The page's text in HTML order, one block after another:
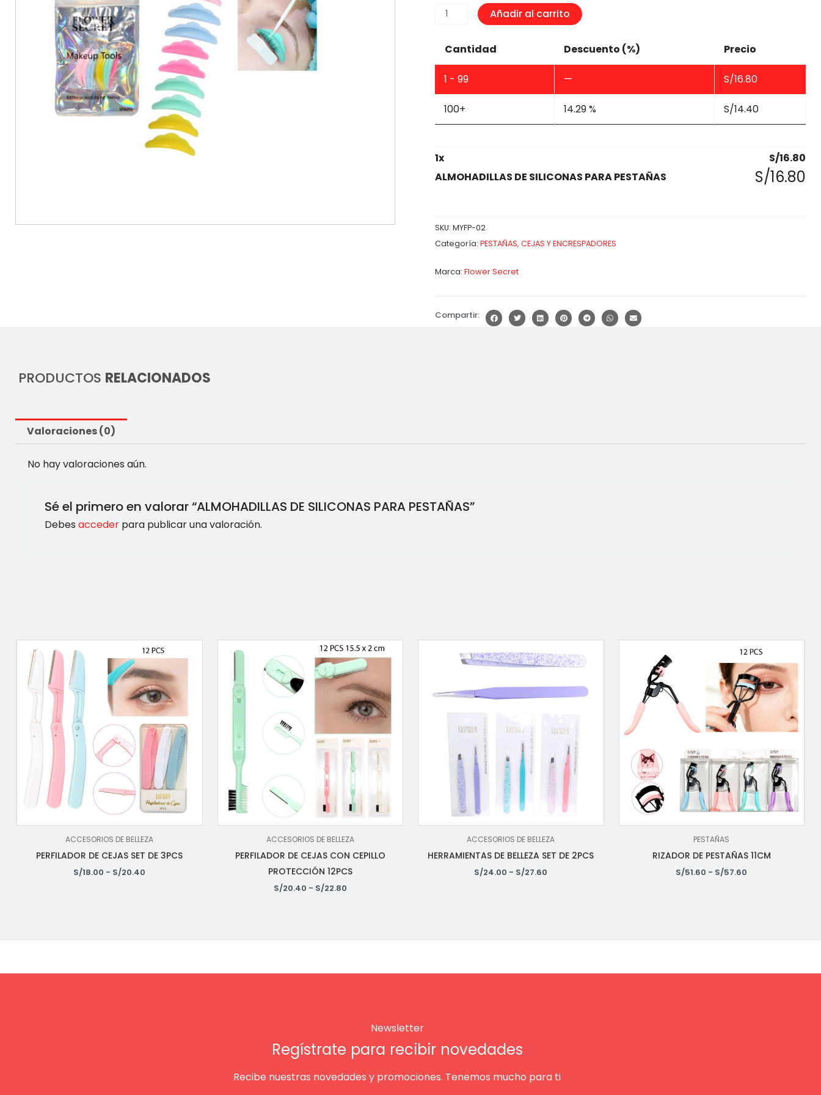
ALMOHADILLAS
SILICONAS
PARA
PESTAÑAS
Añadir al carrito
Cantidad Descuento (%) Precio
1 - 99 — S/16.80
100+ 14.29 % S/14.40
1x S/16.80
ALMOHADILLAS DE SILICONAS PARA PESTAÑAS
S/16.80
SKU: MYFP-02
Categoría: PESTAÑAS, CEJAS Y ENCRESPADORES
Marca: Flower Secret
Compartir:
PRODUCTOS RELACIONADOS
Valoraciones (0)
No hay valoraciones aún.
Sé el primero en valorar “ALMOHADILLAS DE SILICONAS PARA PESTAÑAS”
Debes accederpara publicar una valoración.
ACCESORIOS DE BELLEZA
PERFILADOR DE CEJAS SET DE 3PCS
S/18.00 - S/20.40
ACCESORIOS DE BELLEZA
PERFILADOR DE CEJAS CON CEPILLO
PROTECCIÓN 12PCS
S/20.40 - S/22.80
ACCESORIOS DE BELLEZA
HERRAMIENTAS DE BELLEZA SET DE 2PCS
S/24.00 - S/27.60
PESTAÑAS
RIZADOR DE PESTAÑAS 11CM
S/51.60 - S/57.60
Newsletter
Regístrate para recibir novedades
Recibe nuestras novedades y promociones. Tenemos mucho para ti